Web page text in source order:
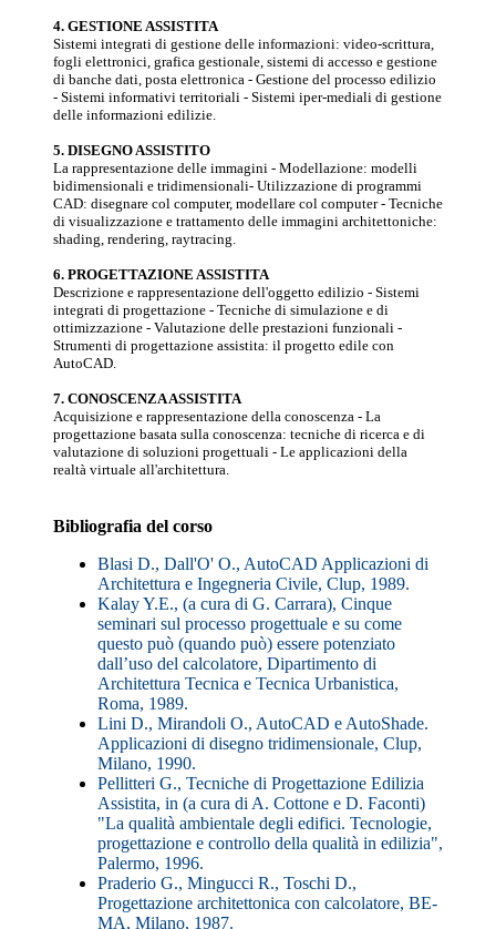
4. GESTIONE ASSISTITA
Sistemi integrati di gestione delle informazioni: video-scrittura,
fogli elettronici, grafica gestionale, sistemi di accesso e gestione
di banche dati, posta elettronica - Gestione del processo edilizio
- Sistemi informativi territoriali - Sistemi iper-mediali di gestione
delle informazioni edilizie.
5. DISEGNO ASSISTITO
La rappresentazione delle immagini - Modellazione: modelli
bidimensionali e tridimensionali- Utilizzazione di programmi
CAD: disegnare col computer, modellare col computer - Tecniche
di visualizzazione e trattamento delle immagini architettoniche:
shading, rendering, raytracing.
6. PROGETTAZIONE ASSISTITA
Descrizione e rappresentazione dell'oggetto edilizio - Sistemi
integrati di progettazione - Tecniche di simulazione e di
ottimizzazione - Valutazione delle prestazioni funzionali -
Strumenti di progettazione assistita: il progetto edile con
AutoCAD.
7. CONOSCENZA ASSISTITA
Acquisizione e rappresentazione della conoscenza - La
progettazione basata sulla conoscenza: tecniche di ricerca e di
valutazione di soluzioni progettuali - Le applicazioni della
realtà virtuale all'architettura.
Bibliografia del corso
Blasi D., Dall'O' O., AutoCAD Applicazioni di
Architettura e Ingegneria Civile, Clup, 1989.
Kalay Y.E., (a cura di G. Carrara), Cinque
seminari sul processo progettuale e su come
questo può (quando può) essere potenziato
dall’uso del calcolatore, Dipartimento di
Architettura Tecnica e Tecnica Urbanistica,
Roma, 1989.
Lini D., Mirandoli O., AutoCAD e AutoShade.
Applicazioni di disegno tridimensionale, Clup,
Milano, 1990.
Pellitteri G., Tecniche di Progettazione Edilizia
Assistita, in (a cura di A. Cottone e D. Faconti)
"La qualità ambientale degli edifici. Tecnologie,
progettazione e controllo della qualità in edilizia",
Palermo, 1996.
Praderio G., Mingucci R., Toschi D.,
Progettazione architettonica con calcolatore, BE-
MA, Milano, 1987.